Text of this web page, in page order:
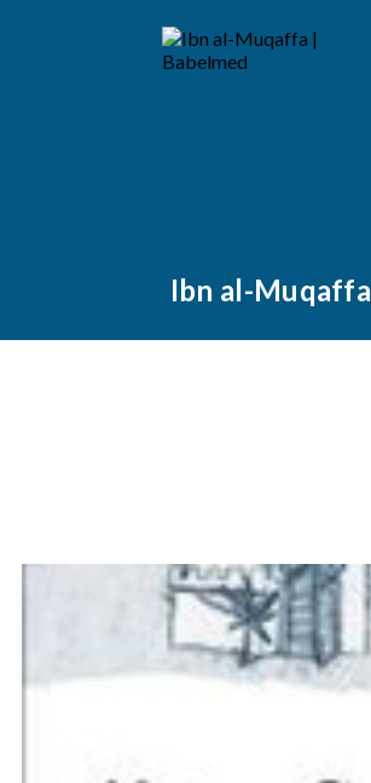
Ibn al-Muqaffa